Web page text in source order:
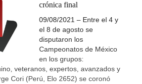
crónica final
09/08/2021 – Entre el 4 y
el 8 de agosto se
disputaron los
Campeonatos de México
en los grupos:
veteranos, expertos, avanzados y
Cori (Perú, Elo 2652) se coronó